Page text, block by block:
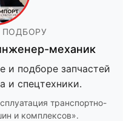
ПОДБОРУ
механик
и подборе запчастей
и спецтехники.
транспортно-
и комплексов».